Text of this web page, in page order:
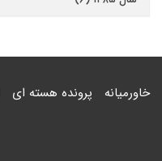
خاورمیانه پرونده هسته ای